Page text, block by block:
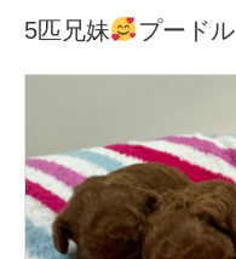
5匹兄妹 プードル